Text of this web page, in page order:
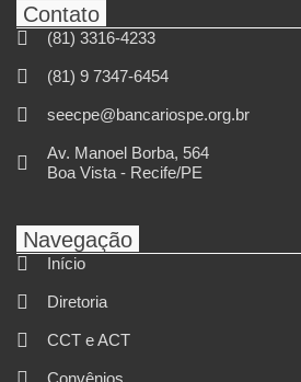
Contato
(81) 3316-4233
(81) 9 7347-6454
seecpe@bancariospe.org.br
Av. Manoel Borba, 564
Boa Vista - Recife/PE
Navegação
Início
Diretoria
CCT e ACT
Convênios